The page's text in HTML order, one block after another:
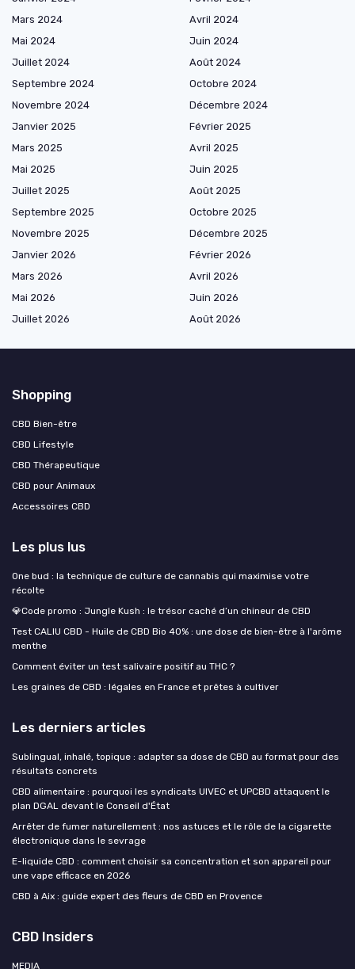
Mars 2024
Avril 2024
Mai 2024
Juin 2024
Juillet 2024
Août 2024
Septembre 2024
Octobre 2024
Novembre 2024
Décembre 2024
Janvier 2025
Février 2025
Mars 2025
Avril 2025
Mai 2025
Juin 2025
Juillet 2025
Août 2025
Septembre 2025
Octobre 2025
Novembre 2025
Décembre 2025
Janvier 2026
Février 2026
Mars 2026
Avril 2026
Mai 2026
Juin 2026
Juillet 2026
Août 2026
Shopping
CBD Bien-être
CBD Lifestyle
CBD Thérapeutique
CBD pour Animaux
Accessoires CBD
Les plus lus
One bud : la technique de culture de cannabis qui maximise votre
récolte
💎Code promo : Jungle Kush : le trésor caché d’un chineur de CBD
Test CALIU CBD - Huile de CBD Bio 40% : une dose de bien-être à l'arôme
menthe
Comment éviter un test salivaire positif au THC ?
Les graines de CBD : légales en France et prêtes à cultiver
Les derniers articles
Sublingual, inhalé, topique : adapter sa dose de CBD au format pour des
résultats concrets
CBD alimentaire : pourquoi les syndicats UIVEC et UPCBD attaquent le
plan DGAL devant le Conseil d'État
Arrêter de fumer naturellement : nos astuces et le rôle de la cigarette
électronique dans le sevrage
E-liquide CBD : comment choisir sa concentration et son appareil pour
une vape efficace en 2026
CBD à Aix : guide expert des fleurs de CBD en Provence
CBD Insiders
MEDIA